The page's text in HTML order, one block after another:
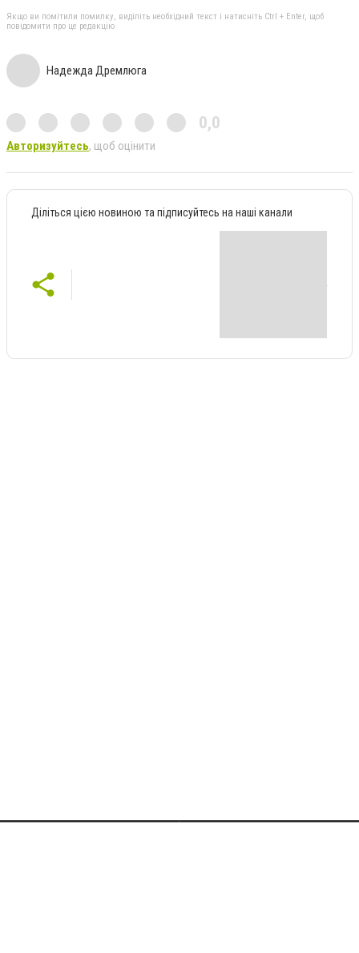
Якщо ви помітили помилку, виділіть необхідний текст і натисніть Ctrl + Enter, щоб
повідомити про це редакцію
Надежда Дремлюга
0,0
Авторизуйтесь, щоб оцінити
Діліться цією новиною та підписуйтесь на наші канали